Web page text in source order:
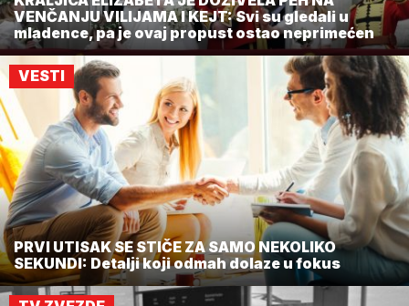
VENČANJU VILIJAMA I KEJT: Svi su gledali u
mladence, pa je ovaj propust ostao neprimećen
VESTI
PRVI UTISAK SE STIČE ZA SAMO NEKOLIKO
SEKUNDI: Detalji koji odmah dolaze u fokus